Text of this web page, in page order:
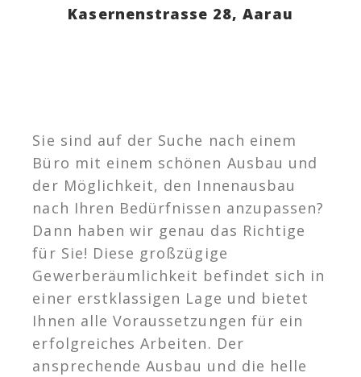
Kasernenstrasse 28,Aarau
Sie sind auf der Suche nach einem
Büro mit einem schönen Ausbau und
der Möglichkeit, den Innenausbau
nach Ihren Bedürfnissen anzupassen?
Dann haben wir genau das Richtige
für Sie! Diese großzügige
Gewerberäumlichkeit befindet sich in
einer erstklassigen Lage und bietet
Ihnen alle Voraussetzungen für ein
erfolgreiches Arbeiten. Der
ansprechende Ausbau und die helle